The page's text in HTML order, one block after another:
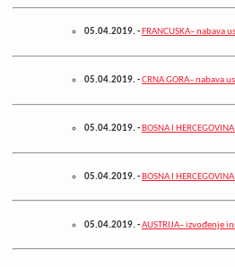
05.04.2019.- FRANCUSKA– nabava
05.04.2019.-CRNA GORA– nabava
05.04.2019.- BOSNA I
05.04.2019.- BOSNA I
05.04.2019.-AUSTRIJA– izvođenje